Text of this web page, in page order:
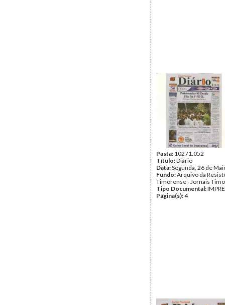
Pasta: 10271.052
Título:Diário
Data:Segunda, 26 de
Fundo:Arquivo da
Timorense - Jornais
Tipo Documental:
Página(s):4